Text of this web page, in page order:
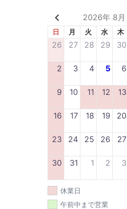
2026年 8月
日 月 火 水 木
26 27 28 29 30
2 3 4 5 6
9 10 11 12 13
16 17 18 19 20
23 24 25 26 27
30 31 1 2 3
休業日
午前中まで営業